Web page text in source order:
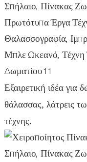
Εξαιρετική ιδέα για
θάλασσας, λάτρεις
τέχνης.